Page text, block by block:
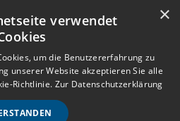
Anmelden Registrieren
e
n
ü
×
verwendet
um die Benutzererfahrung zu
unserer Website akzeptieren Sie alle
Richtlinie. Zur Datenschutzerklärung